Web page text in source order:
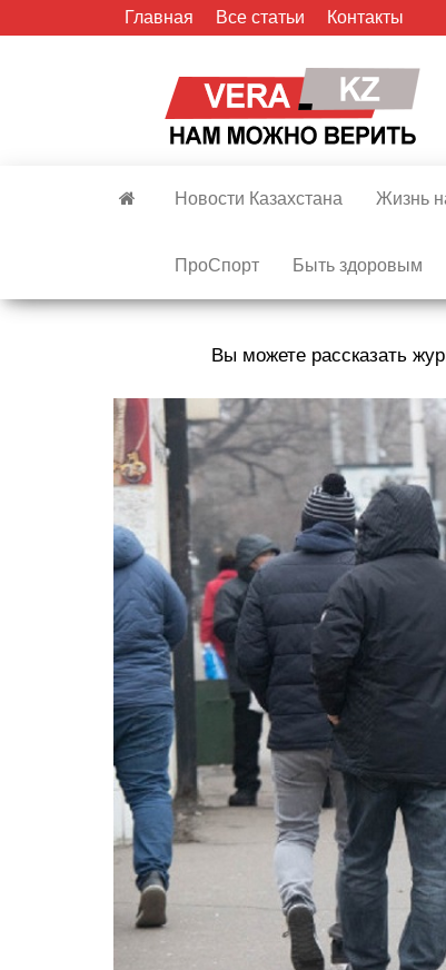
Главная Все статьи Контакты
Новости Казахстана Жизнь
ПроСпорт Быть здоровым
Вы можете рассказать